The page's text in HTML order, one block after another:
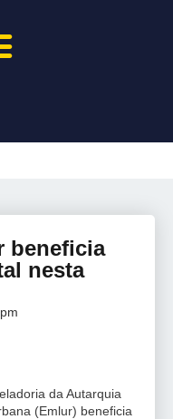
beneficia
nesta
da Autarquia
(Emlur) beneficia